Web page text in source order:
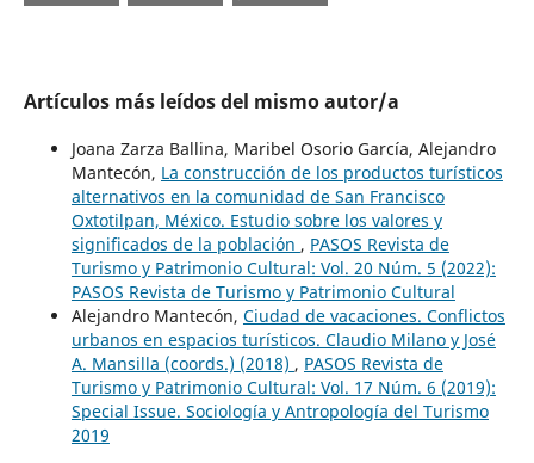
Artículos más leídos del mismo autor/a
Joana Zarza Ballina, Maribel Osorio García, Alejandro
Mantecón, La construcción de los productos turísticos
alternativos en la comunidad de San Francisco
Oxtotilpan, México. Estudio sobre los valores y
significados de la población , PASOS Revista de
Turismo y Patrimonio Cultural: Vol. 20 Núm. 5 (2022):
PASOS Revista de Turismo y Patrimonio Cultural
Alejandro Mantecón, Ciudad de vacaciones. Conflictos
urbanos en espacios turísticos. Claudio Milano y José
A. Mansilla (coords.) (2018) , PASOS Revista de
Turismo y Patrimonio Cultural: Vol. 17 Núm. 6 (2019):
Special Issue. Sociología y Antropología del Turismo
2019